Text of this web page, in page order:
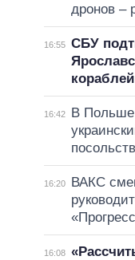
дронов –
16:55 СБУ
16:42
В Польше
16:20
ВАКС
16:08